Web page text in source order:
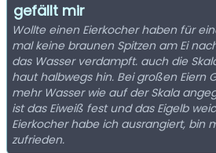
gefällt mir
Wollte einen Eierkocher haben für
mal keine braunen Spitzen am Ei
das Wasser verdampft. auch die
haut halbwegs hin. Bei großen Eiern
mehr Wasser wie auf der Skala
ist das Eiweiß fest und das Eigelb
Eierkocher habe ich ausrangiert, bin
zufrieden.